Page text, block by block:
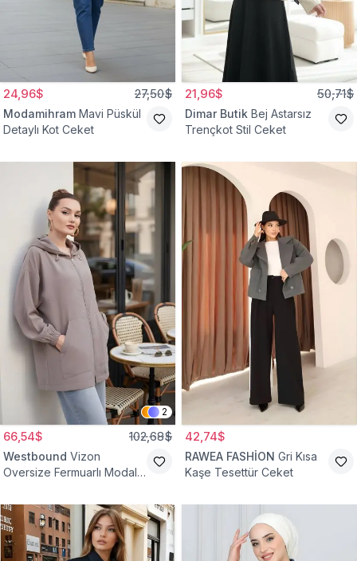
24,96$ 27,50$
Modamihram Mavi Püskül
Detaylı Kot Ceket
21,96$ 50,71$
Dimar Butik Bej Astarsız
Trençkot Stil Ceket
2
66,54$ 102,68$
Westbound Vizon
Oversize Fermuarlı Modal
42,74$
RAWEA FASHİON Gri Kısa
Kaşe Tesettür Ceket